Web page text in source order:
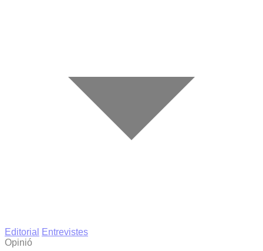
Editorial
Entrevistes
Opinió